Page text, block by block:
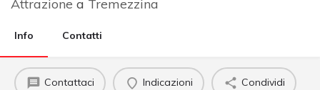
Attrazione a Tremezzina
Info Contatti
Contattaci Indicazioni Condividi